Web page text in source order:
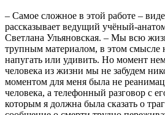
– Самое сложное в этой работе –
рассказывает ведущий учёный-
Светлана Ульяновская. – Мы всю
трупным материалом, в этом смысле
напугать или удивить. Но момент
человека из жизни мы не забудем
моментом для меня была не
человека, а телефонный разговор с
которым я должна была сказать о